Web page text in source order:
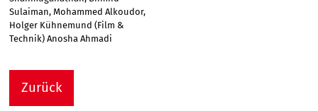
Sulaiman, Mohammed Alkoudor,
Holger Kühnemund (Film &
Technik) Anosha Ahmadi
Zurück